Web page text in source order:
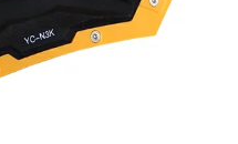
ち運びに非常に便利で
プLED】 LEDのCOBチッ
で発光するため、直視で
。 120°の広角照射と相